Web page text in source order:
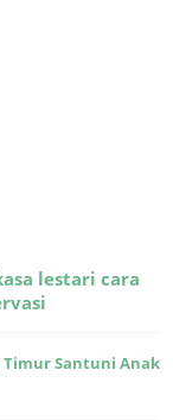
lestari cara
Santuni Anak